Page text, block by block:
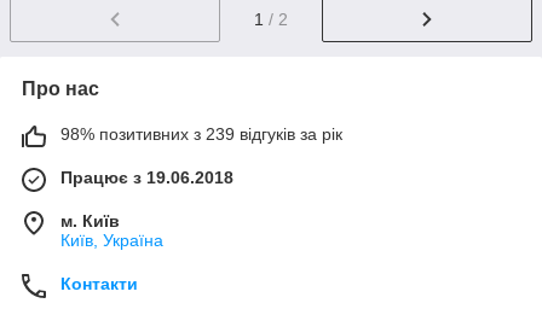
1 / 2
Про нас
98% позитивних з 239 відгуків за рік
Працює з 19.06.2018
м. Київ
Київ, Україна
Контакти